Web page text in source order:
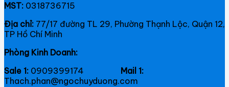
MST: 0318736715
Địa chỉ: 77/17 đường TL 29, Phường Thạnh Lộc, Quận 12,
TP Hồ Chí Minh
Phòng Kinh Doanh:
Sale 1: 0909399174 Mail 1:
Thach.phan@ngochuyduong.com